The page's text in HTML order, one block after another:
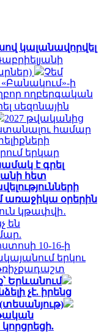
կալանավորվել
Չեմ
ի
ողբերգական
սեզոնային
2027 թվականից
համար
երկար
է գրել
հետ
առաջիկա օրերին
կթափվի․
են
10-16-ի
երկու
թռիչքադաշտ
Երևանում
չէ. իրենց